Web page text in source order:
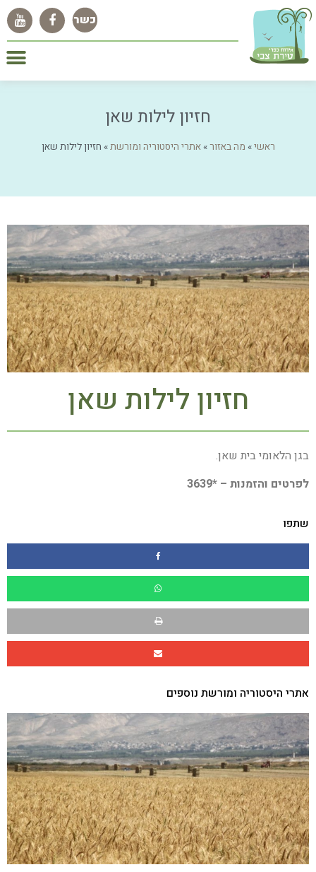
חזיון לילות שאן
ראשי» מה באזור»אתרי היסטוריה ומורשת» חזיון לילות שאן
חזיון לילות שאן
בגן הלאומי בית שאן.
לפרטים והזמנות – *3639
שתפו
אתרי היסטוריה ומורשת נוספים